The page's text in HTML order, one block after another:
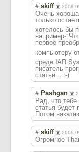
# skiff 2009-
Очень
только
хотелось бы
например-
первое
компьютеру
среде IAR
писатель
статьи... :-)
# Pashgan
Рад, что
статья
Потом
# skiff 2009-
Огромное